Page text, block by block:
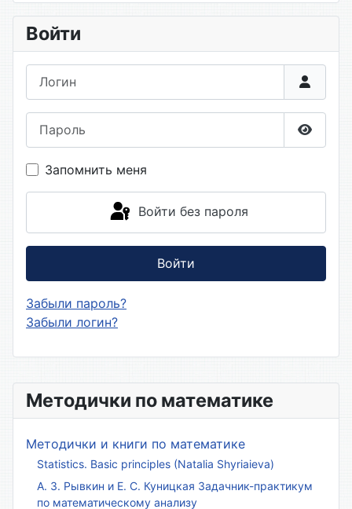
Методички по математике
Методички и книги по математике
Statistics. Basic principles (Natalia Shyriaieva)
А. З. Рывкин и Е. С. Куницкая Задачник-практикум
по математическому анализу
Войти
Запомнить меня
Войти без пароля
Войти
Забыли пароль?
Забыли логин?